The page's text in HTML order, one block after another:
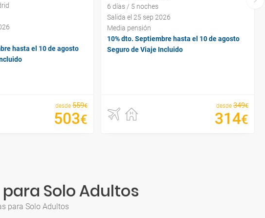
hasta el 10 de agosto
desde 559€
503€
6 días / 5 noches
Salida el 25 sep 2026
Media pensión
10% dto. Septiembre hasta el 10 de agosto
Seguro de Viaje Incluido
desde 349€
314€
Solo Adultos
para Solo Adultos